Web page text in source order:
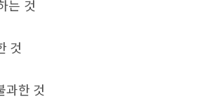
는 것
것
과한 것